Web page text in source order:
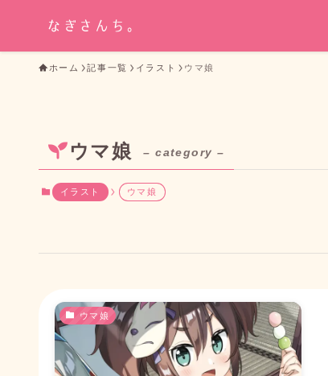
ホーム 記事一覧 イラスト ウマ娘
ウマ娘 – category –
イラスト ウマ娘
ウマ娘